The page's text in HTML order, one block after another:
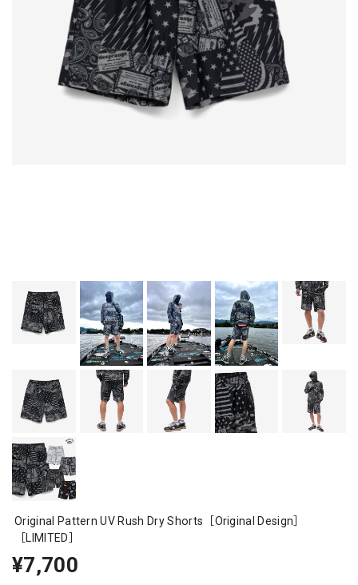
Original Pattern UV Rush Dry Shorts［Original Design］
［LIMITED］
¥7,700